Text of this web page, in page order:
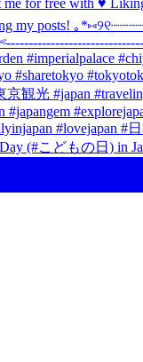
(#こどもの日) in Ja